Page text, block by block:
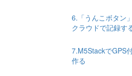
6.「うんこボタン
クラウドで記録す
7.M5StackでGPS
作る